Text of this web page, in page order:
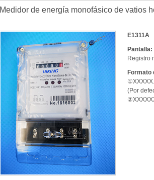
Medidor de energía monofásico de vatios
E1311A
Pantalla:
Registro
Formato
(Por